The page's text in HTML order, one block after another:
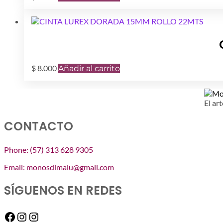
$8.000Añadir al carrito
El
CONTACTO
Phone: (57) 313 628 9305
Email: monosdimalu@gmail.com
SÍGUENOS EN REDES
Facebook
Instagram
Instagram